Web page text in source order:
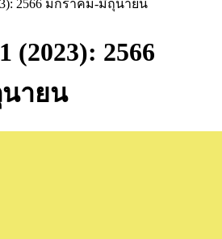
2566 มกราคม-มิถุนายน
(2023): 2566
ายน